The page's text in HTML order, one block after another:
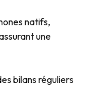
natifs,
une
bilans réguliers